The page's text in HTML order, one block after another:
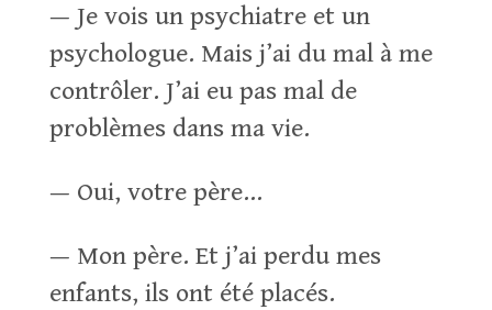
— Je vois un psychiatre et un
psychologue. Mais j’ai du mal à me
contrôler. J’ai eu pas mal de
problèmes dans ma vie.
— Oui, votre père…
— Mon père. Et j’ai perdu mes
enfants, ils ont été placés.